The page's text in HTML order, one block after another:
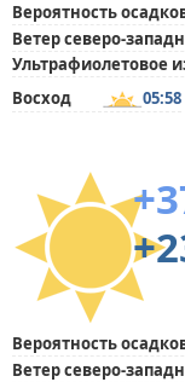
Вероятность
Ветер северо-
Ультрафиолетовое
Восход
05:58
Вероятность
Ветер северо-